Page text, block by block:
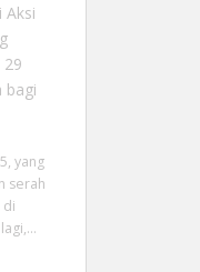
Aksi
bagi
yang
serah
di